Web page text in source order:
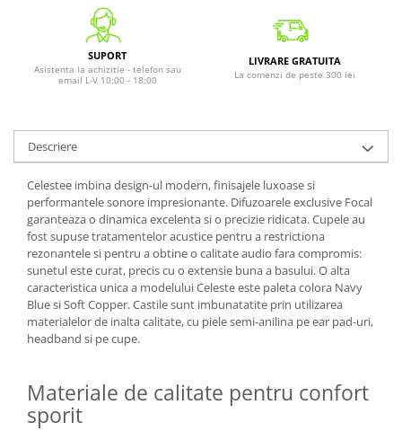
SUPORT
Asistenta la achizitie - telefon sau
email L-V 10:00 - 18:00
LIVRARE GRATUITA
La comenzi de peste 300 lei
Descriere
Celestee imbina design-ul modern, finisajele luxoase si
performantele sonore impresionante. Difuzoarele exclusive Focal
garanteaza o dinamica excelenta si o precizie ridicata. Cupele au
fost supuse tratamentelor acustice pentru a restrictiona
rezonantele si pentru a obtine o calitate audio fara compromis:
sunetul este curat, precis cu o extensie buna a basului. O alta
caracteristica unica a modelului Celeste este paleta colora Navy
Blue si Soft Copper. Castile sunt imbunatatite prin utilizarea
materialelor de inalta calitate, cu piele semi-anilina pe ear pad-uri,
headband si pe cupe.
Materiale de calitate pentru confort
sporit